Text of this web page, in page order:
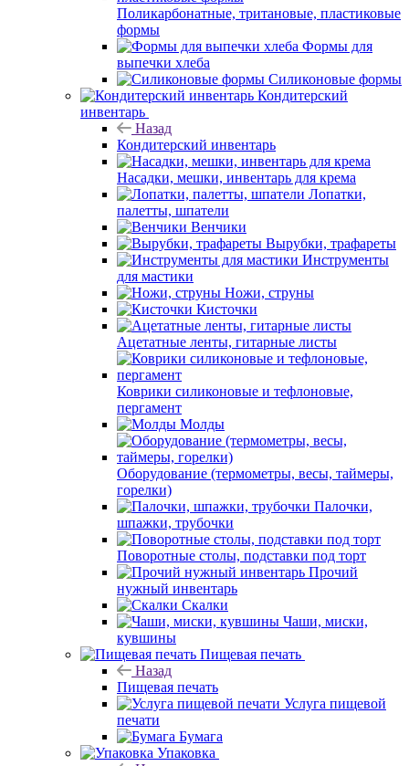
Поликарбонатные, тритановые, пластиковые
формы
Формы для
выпечки хлеба
Силиконовые формы
Кондитерский
инвентарь
Назад
Кондитерский инвентарь
Насадки, мешки, инвентарь для крема
Лопатки,
палетты, шпатели
Венчики
Вырубки, трафареты
Инструменты
для мастики
Ножи, струны
Кисточки
Ацетатные ленты, гитарные листы
Коврики силиконовые и тефлоновые,
пергамент
Молды
Оборудование (термометры, весы, таймеры,
горелки)
Палочки,
шпажки, трубочки
Поворотные столы, подставки под торт
Прочий
нужный инвентарь
Скалки
Чаши, миски,
кувшины
Пищевая печать
Назад
Пищевая печать
Услуга пищевой
печати
Бумага
Упаковка